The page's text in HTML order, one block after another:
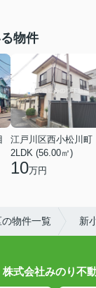
物件
江戸川区西小松川町
2LDK (56.00㎡)
10万円
物件一覧 新
株式会社みのり不